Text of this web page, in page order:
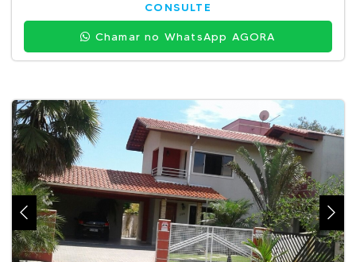
CONSULTE
Chamar no WhatsApp AGORA